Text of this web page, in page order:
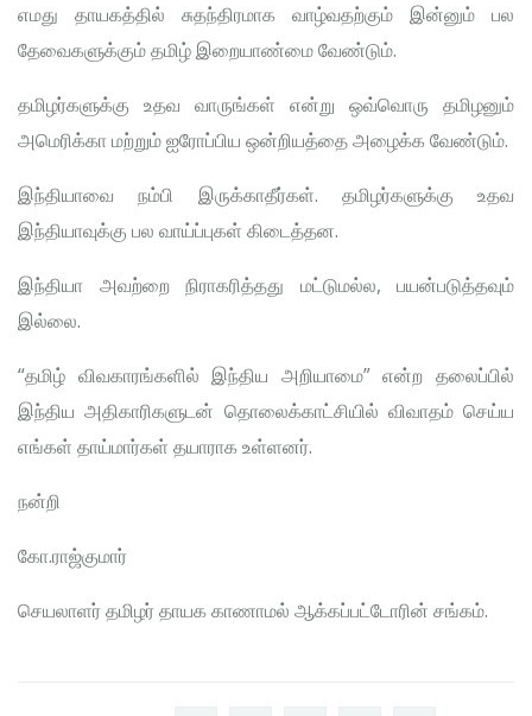
எமது தாயகத்தில் சுதந்திரமாக வாழ்வதற்கும் இன்னும் பல
தேவைகளுக்கும் தமிழ் இறையாண்மை வேண்டும்.
தமிழர்களுக்கு உதவ வாருங்கள் என்று ஒவ்வொரு தமிழனும்
அமெரிக்கா மற்றும் ஐரோப்பிய ஒன்றியத்தை அழைக்க வேண்டும்.
இந்தியாவை நம்பி இருக்காதீர்கள். தமிழர்களுக்கு உதவ
இந்தியாவுக்கு பல வாய்ப்புகள் கிடைத்தன.
இந்தியா அவற்றை நிராகரித்தது மட்டுமல்ல, பயன்படுத்தவும்
இல்லை.
“தமிழ் விவகாரங்களில் இந்திய அறியாமை” என்ற தலைப்பில்
இந்திய அதிகாரிகளுடன் தொலைக்காட்சியில் விவாதம் செய்ய
எங்கள் தாய்மார்கள் தயாராக உள்ளனர்.
நன்றி
கோ.ராஜ்குமார்
செயலாளர் தமிழர் தாயக காணாமல் ஆக்கப்பட்டோரின் சங்கம்.